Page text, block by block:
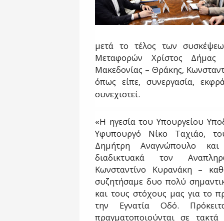
μετά το τέλος των
Μεταφορών Χρίστος Δήμας
Μακεδονίας – Θράκης,
όπως είπε, συνεργασία,
συνεχιστεί.
«Η ηγεσία του Υπουργείου
Υφυπουργό Νίκο Ταχιάο,
Δημήτρη Αναγνώπουλο
διαδικτυακά τον
Κωνσταντίνο Κυρανάκη –
συζητήσαμε δυο πολύ
και τους στόχους μας για το
την Εγνατία Οδό.
πραγματοποιούνται σε